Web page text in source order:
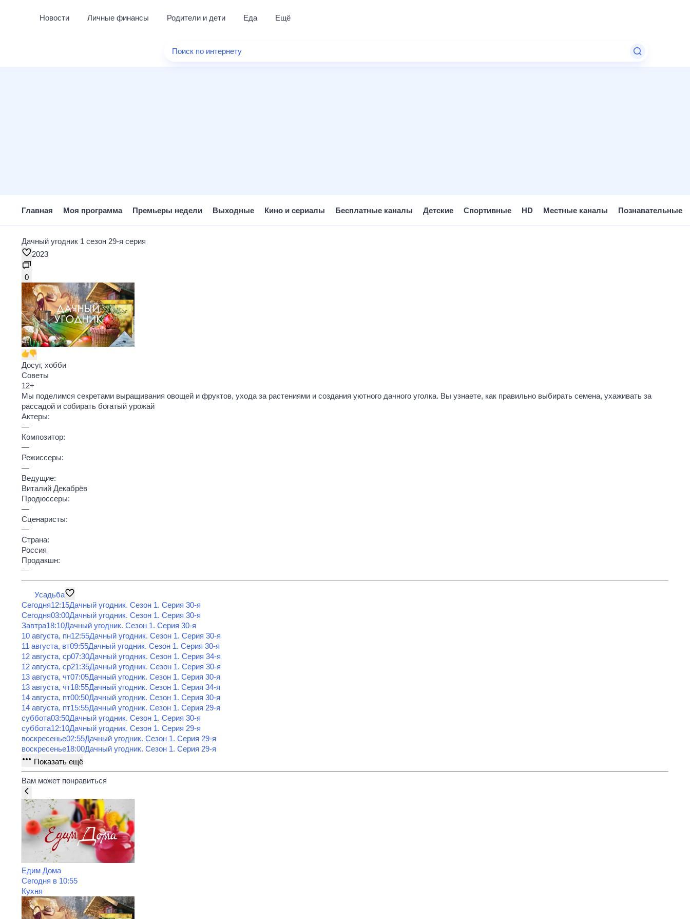
Новости Личные финансы Родители и дети Еда Ещё
Здоровье
Поиск по интернету
Главная Моя программа Премьеры недели Выходные Кино и сериалы Бесплатные каналы Детские Спортивные HD Местные каналы Познавательные
Дачный угодник 1 сезон 29-я серия
2023
0
Досуг, хобби
Советы
12+
Мы поделимся секретами выращивания овощей и фруктов, ухода за растениями и создания уютного дачного уголка. Вы узнаете, как правильно выбирать семена, ухаживать за
рассадой и собирать богатый урожай
Актеры:
—
Композитор:
—
Режиссеры:
—
Ведущие:
Виталий Декабрёв
Продюссеры:
—
Сценаристы:
—
Страна:
Россия
Продакшн:
—
Усадьба
Сегодня12:15Дачный угодник. Сезон 1. Серия 30-я
Сегодня03:00Дачный угодник. Сезон 1. Серия 30-я
Завтра18:10Дачный угодник. Сезон 1. Серия 30-я
10 августа, пн12:55Дачный угодник. Сезон 1. Серия 30-я
11 августа, вт09:55Дачный угодник. Сезон 1. Серия 30-я
12 августа, ср07:30Дачный угодник. Сезон 1. Серия 34-я
12 августа, ср21:35Дачный угодник. Сезон 1. Серия 30-я
13 августа, чт07:05Дачный угодник. Сезон 1. Серия 30-я
13 августа, чт18:55Дачный угодник. Сезон 1. Серия 34-я
14 августа, пт00:50Дачный угодник. Сезон 1. Серия 30-я
14 августа, пт15:55Дачный угодник. Сезон 1. Серия 29-я
суббота03:50Дачный угодник. Сезон 1. Серия 30-я
суббота12:10Дачный угодник. Сезон 1. Серия 29-я
воскресенье02:55Дачный угодник. Сезон 1. Серия 29-я
воскресенье18:00Дачный угодник. Сезон 1. Серия 29-я
Показать ещё
Вам может понравиться
Едим Дома
Сегодня в 10:55
Кухня